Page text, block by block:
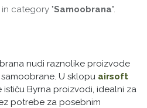
category "Samoobrana".
nudi raznolike proizvode
U sklopu airsoft
Byrna proizvodi, idealni za
potrebe za posebnim